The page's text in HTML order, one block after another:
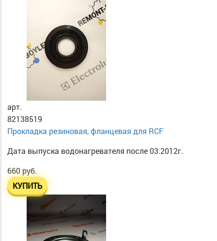
арт.
82138519
Прокладка резиновая, фланцевая для RCF
Дата выпуска водонагревателя после 03.2012г.
660 руб.
КУПИТЬ